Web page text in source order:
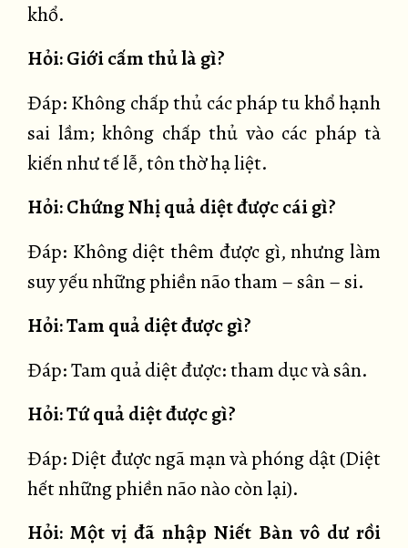
khổ.
Hỏi: Giới cấm thủ là gì?
Đáp: Không chấp thủ các pháp tu khổ hạnh
sai lầm; không chấp thủ vào các pháp tà
kiến như tế lễ, tôn thờ hạ liệt.
Hỏi: Chứng Nhị quả diệt được cái gì?
Đáp: Không diệt thêm được gì, nhưng làm
suy yếu những phiền não tham – sân – si.
Hỏi: Tam quả diệt được gì?
Đáp: Tam quả diệt được: tham dục và sân.
Hỏi: Tứ quả diệt được gì?
Đáp: Diệt được ngã mạn và phóng dật (Diệt
hết những phiền não nào còn lại).
Hỏi: Một vị đã nhập Niết Bàn vô dư rồi